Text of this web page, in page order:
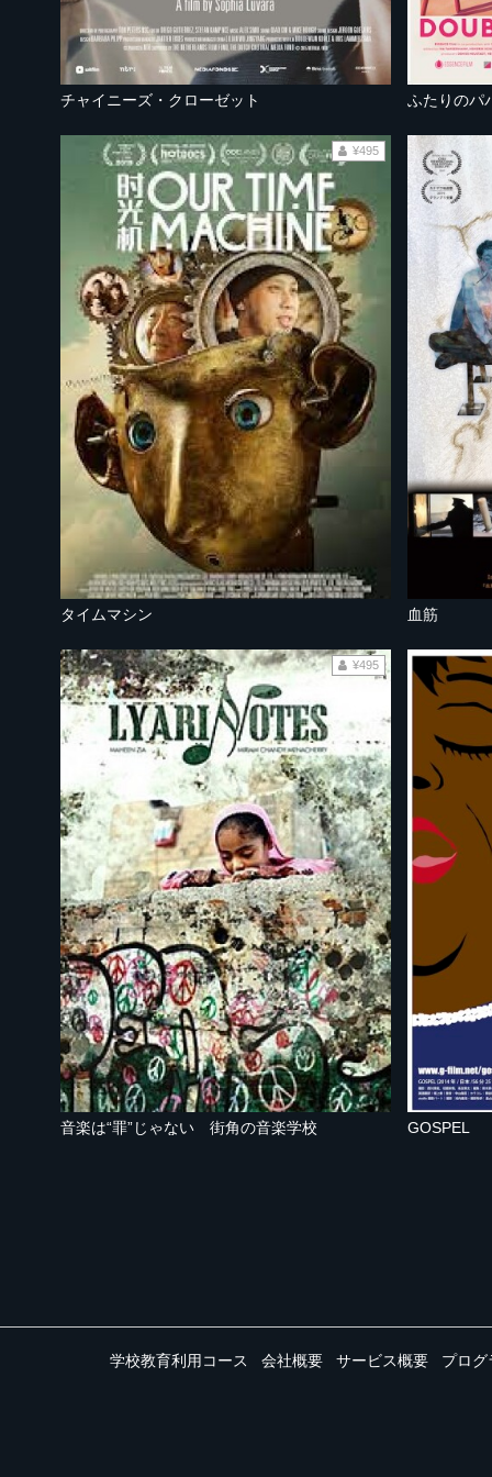
チャイニーズ・クローゼット ふたりのパ
タイムマシン
¥495
血筋
音楽は“罪”じゃない 街角の音楽学校
¥495
GOSPEL
学校教育利用コース 会社概要 サービス概要 プログ